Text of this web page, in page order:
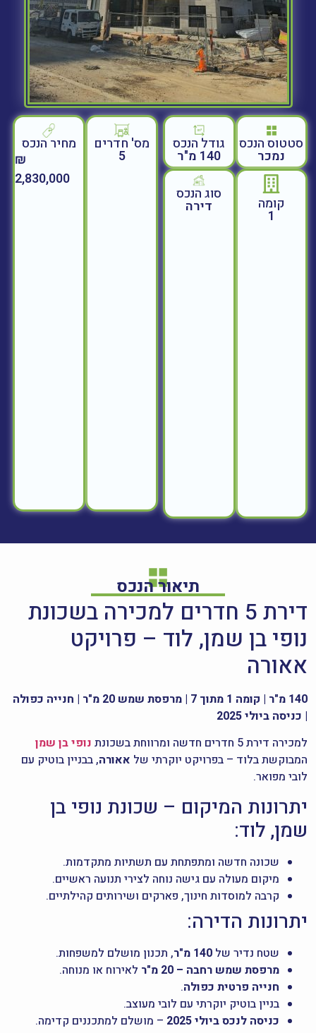
סטטוס הנכס
נמכר
גודל הנכס
140 מ"ר
קומה
1
סוג הנכס
דירה
מס' חדרים
5
מחיר הנכס
₪
2,830,000
תיאור הנכס
דירת 5 חדרים למכירה בשכונת
נופי בן שמן, לוד – פרויקט
אאורה
140 מ"ר | קומה 1 מתוך 7 | מרפסת שמש 20 מ"ר | חנייה כפולה
| כניסה ביולי 2025
למכירה דירת 5 חדרים חדשה ומרווחת בשכונת
נופי בן שמן
המבוקשת בלוד – בפרויקט יוקרתי של אאורה, בבניין בוטיק עם
לובי מפואר.
יתרונות המיקום – שכונת נופי בן
שמן, לוד:
שכונה חדשה ומתפתחת עם תשתיות מתקדמות.
מיקום מעולה עם גישה נוחה לצירי תנועה ראשיים.
קרבה למוסדות חינוך, פארקים ושירותים קהילתיים.
יתרונות הדירה:
שטח נדיר של 140 מ"ר
, תכנון מושלם למשפחות.
מרפסת שמש רחבה – 20 מ"ר
לאירוח או מנוחה.
חנייה פרטית כפולה.
בניין בוטיק יוקרתי עם לובי מעוצב.
כניסה לנכס ביולי 2025
– מושלם למתכננים קדימה.